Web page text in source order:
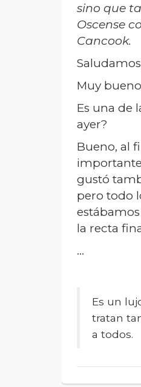
sino que
Oscense
Cancook.
Muy
Es una de
ayer?
Bueno, al
gustó
pero todo
la recta
…
Es un
tratan
a todos.